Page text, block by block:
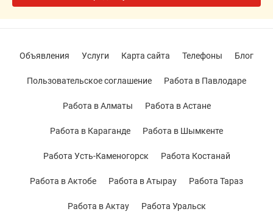
Объявления Услуги Карта сайта Телефоны Блог
Пользовательское соглашение Работа в Павлодаре
Работа в Алматы Работа в Астане
Работа в Караганде Работа в Шымкенте
Работа Усть-Каменогорск Работа Костанай
Работа в Актобе Работа в Атырау Работа Тараз
Работа в Актау Работа Уральск